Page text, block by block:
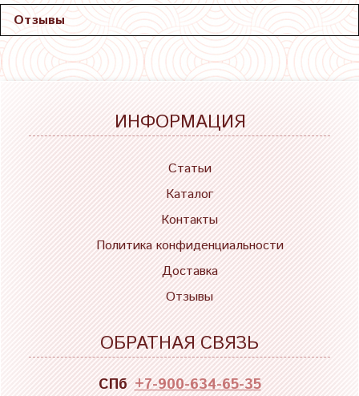
Отзывы
ИНФОРМАЦИЯ
Статьи
Каталог
Контакты
Политика конфиденциальности
Доставка
Отзывы
ОБРАТНАЯ СВЯЗЬ
СПб +7-900-634-65-35